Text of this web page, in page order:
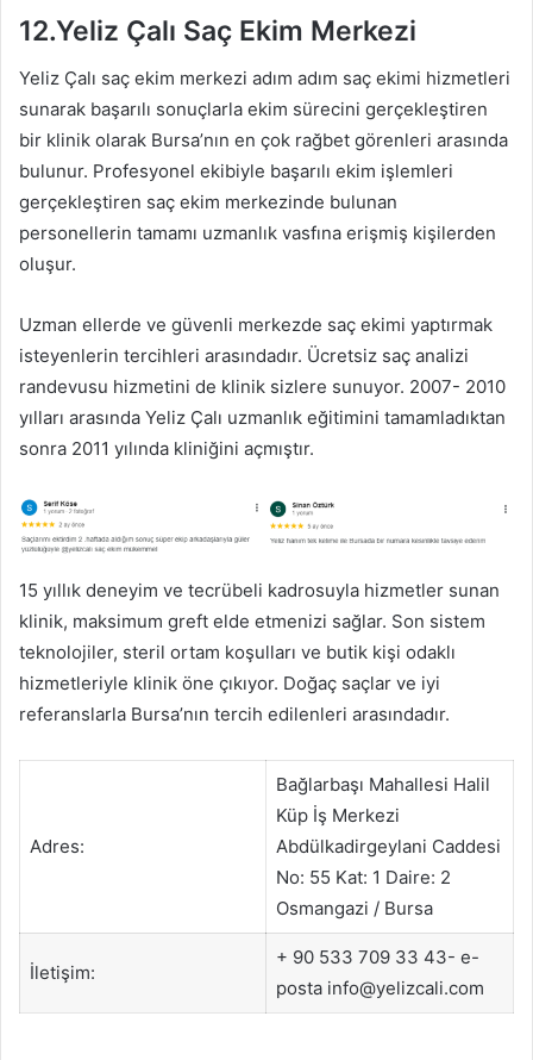
12.Yeliz Çalı Saç Ekim Merkezi
Yeliz Çalı saç ekim merkezi adım adım saç ekimi hizmetleri
sunarak başarılı sonuçlarla ekim sürecini gerçekleştiren
bir klinik olarak Bursa’nın en çok rağbet görenleri arasında
bulunur. Profesyonel ekibiyle başarılı ekim işlemleri
gerçekleştiren saç ekim merkezinde bulunan
personellerin tamamı uzmanlık vasfına erişmiş kişilerden
oluşur.
Uzman ellerde ve güvenli merkezde saç ekimi yaptırmak
isteyenlerin tercihleri arasındadır. Ücretsiz saç analizi
randevusu hizmetini de klinik sizlere sunuyor. 2007- 2010
yılları arasında Yeliz Çalı uzmanlık eğitimini tamamladıktan
sonra 2011 yılında kliniğini açmıştır.
15 yıllık deneyim ve tecrübeli kadrosuyla hizmetler sunan
klinik, maksimum greft elde etmenizi sağlar. Son sistem
teknolojiler, steril ortam koşulları ve butik kişi odaklı
hizmetleriyle klinik öne çıkıyor. Doğaç saçlar ve iyi
referanslarla Bursa’nın tercih edilenleri arasındadır.
Adres:
Bağlarbaşı Mahallesi Halil
Küp İş Merkezi
Abdülkadirgeylani Caddesi
No: 55 Kat: 1 Daire: 2
Osmangazi / Bursa
İletişim:
+ 90 533 709 33 43- e-
posta info@yelizcali.com